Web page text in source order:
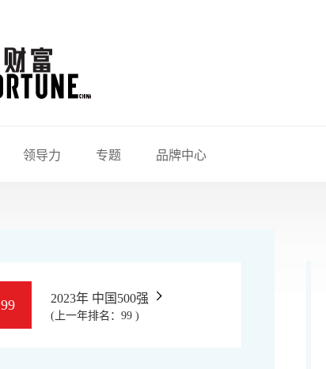
领导力 专题 品牌中心
99 2023年 中国500强
(上一年排名：99 )